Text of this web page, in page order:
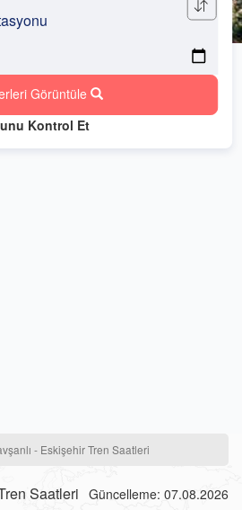
Görüntüle
Kontrol Et
- Eskişehir Tren Saatleri
Saatleri Güncelleme: 07.08.2026